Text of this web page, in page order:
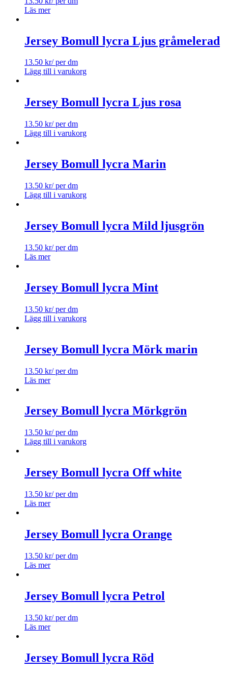
Läs mer
Jersey Bomull lycra Ljus gråmelerad
13.50 kr/ per dm
Lägg till i varukorg
Jersey Bomull lycra Ljus rosa
13.50 kr/ per dm
Lägg till i varukorg
Jersey Bomull lycra Marin
13.50 kr/ per dm
Lägg till i varukorg
Jersey Bomull lycra Mild ljusgrön
13.50 kr/ per dm
Läs mer
Jersey Bomull lycra Mint
13.50 kr/ per dm
Lägg till i varukorg
Jersey Bomull lycra Mörk marin
13.50 kr/ per dm
Läs mer
Jersey Bomull lycra Mörkgrön
13.50 kr/ per dm
Lägg till i varukorg
Jersey Bomull lycra Off white
13.50 kr/ per dm
Läs mer
Jersey Bomull lycra Orange
13.50 kr/ per dm
Läs mer
Jersey Bomull lycra Petrol
13.50 kr/ per dm
Läs mer
Jersey Bomull lycra Röd